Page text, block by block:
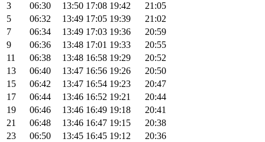
3
06:30 13:50 17:08 19:42
21:05
5
06:32 13:49 17:05 19:39
21:02
7
06:34 13:49 17:03 19:36
20:59
9
06:36 13:48 17:01 19:33
20:55
11
06:38 13:48 16:58 19:29
20:52
13
06:40 13:47 16:56 19:26
20:50
15
06:42 13:47 16:54 19:23
20:47
17
06:44 13:46 16:52 19:21
20:44
19
06:46 13:46 16:49 19:18
20:41
21
06:48 13:46 16:47 19:15
20:38
23
06:50 13:45 16:45 19:12
20:36